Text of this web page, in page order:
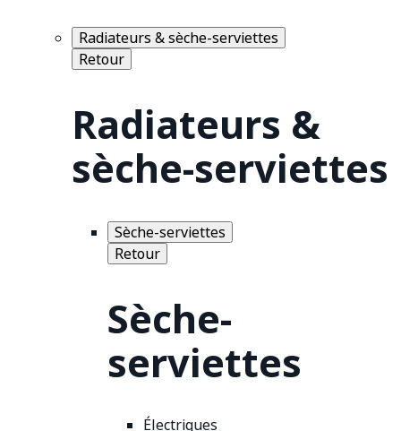
Radiateurs & sèche-serviettes
Retour
Radiateurs &
sèche-serviettes
Sèche-serviettes
Retour
Sèche-
serviettes
Électriques